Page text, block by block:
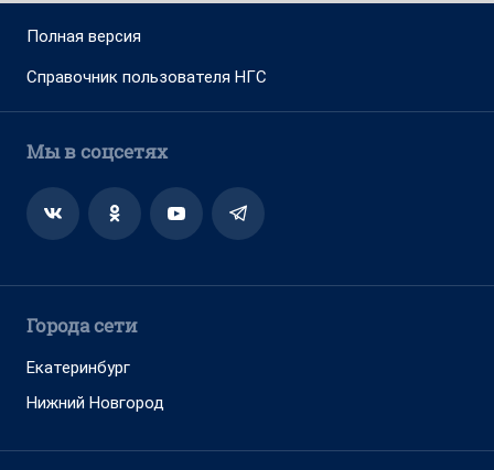
Полная версия
Справочник пользователя НГС
Мы в соцсетях
Города сети
Екатеринбург
Нижний Новгород